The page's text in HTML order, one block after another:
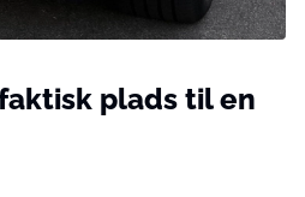
plads til en